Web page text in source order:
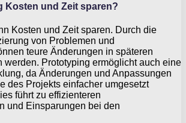
Kosten und Zeit sparen?
Kosten und Zeit sparen. Durch die
von Problemen und
teure Änderungen in späteren
werden. Prototyping ermöglicht auch eine
da Änderungen und Anpassungen
des Projekts einfacher umgesetzt
führt zu effizienteren
und Einsparungen bei den